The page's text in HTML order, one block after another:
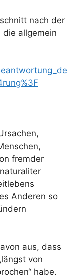
nach der
allgemein
fremder
Anderen so
aus, dass
von
habe.